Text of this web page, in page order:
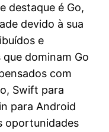
destaque é Go,
devido à sua
e
dominam Go
com
Swift para
para Android
oportunidades